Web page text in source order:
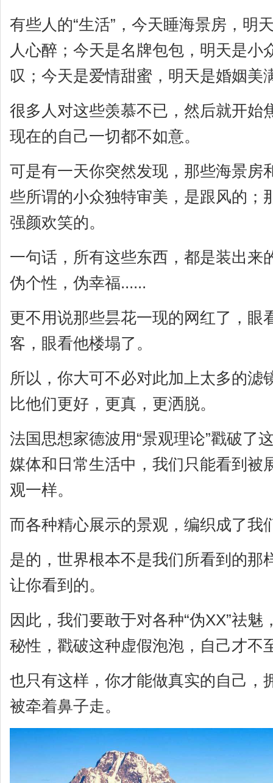
有些人的“生活”，今天睡海景房，明
人心醉；今天是名牌包包，明天是小
叹；今天是爱情甜蜜，明天是婚姻美
很多人对这些羡慕不已，然后就开始
现在的自己一切都不如意。
可是有一天你突然发现，那些海景房
些所谓的小众独特审美，是跟风的；
强颜欢笑的。
一句话，所有这些东西，都是装出来
伪个性，伪幸福......
更不用说那些昙花一现的网红了，眼
客，眼看他楼塌了。
所以，你大可不必对此加上太多的滤
比他们更好，更真，更洒脱。
法国思想家德波用“景观理论”戳破了
媒体和日常生活中，我们只能看到被
观一样。
而各种精心展示的景观，编织成了我
是的，世界根本不是我们所看到的那
让你看到的。
因此，我们要敢于对各种“伪XX”祛
秘性，戳破这种虚假泡泡，自己才不
也只有这样，你才能做真实的自己，
被牵着鼻子走。